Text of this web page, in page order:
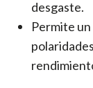
desgaste.
Permite